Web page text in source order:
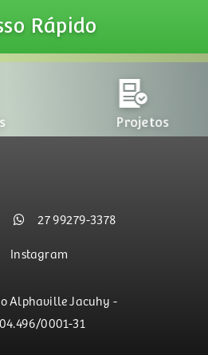
Rápido
Projetos
27 99279-3378
Instagram
Alphaville Jacuhy -
0001-31